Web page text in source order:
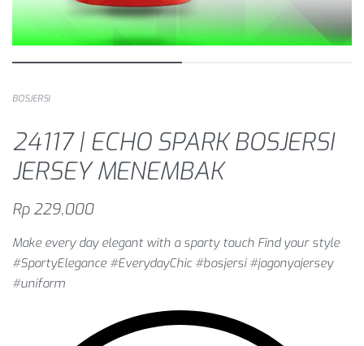
BOSJERSI
24117 | ECHO SPARK BOSJERSI
JERSEY MENEMBAK
Rp 229,000
Make every day elegant with a sporty touch Find your style
#SportyElegance #EverydayChic #bosjersi #jagonyajersey
#uniform